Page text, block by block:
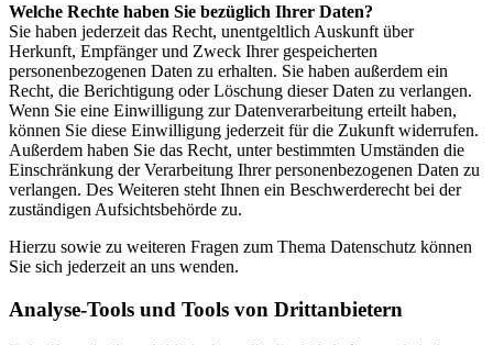
Welche Rechte haben Sie bezüglich Ihrer Daten?
Sie haben jederzeit das Recht, unentgeltlich Auskunft über
Herkunft, Empfänger und Zweck Ihrer gespeicherten
personenbezogenen Daten zu erhalten. Sie haben außerdem ein
Recht, die Berichtigung oder Löschung dieser Daten zu verlangen.
Wenn Sie eine Einwilligung zur Datenverarbeitung erteilt haben,
können Sie diese Einwilligung jederzeit für die Zukunft widerrufen.
Außerdem haben Sie das Recht, unter bestimmten Umständen die
Einschränkung der Verarbeitung Ihrer personenbezogenen Daten zu
verlangen. Des Weiteren steht Ihnen ein Beschwerderecht bei der
zuständigen Aufsichtsbehörde zu.
Hierzu sowie zu weiteren Fragen zum Thema Datenschutz können
Sie sich jederzeit an uns wenden.
Analyse-Tools und Tools von Dritt­anbietern